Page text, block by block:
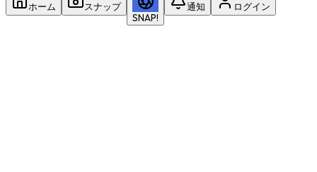
ホーム スナップ
SNAP!
通知 ログイン